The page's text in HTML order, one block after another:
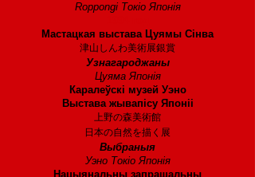
Roppongi Токіо Японія
Мастацкая выстава Цуямы Сінва
津山しんわ美術展銀賞
Узнагароджаны
Цуяма Японія
Каралеўскі музей Уэно
Выстава жывапісу Японіі
上野の森美術館
日本の自然を描く展
Выбраныя
Уэно Токіо Японія
Нацыянальны запрашальны